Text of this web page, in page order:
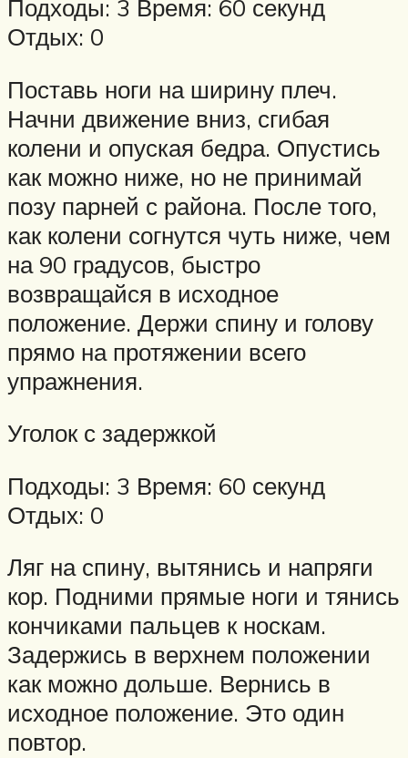
Подходы: 3 Время: 60 секунд
Отдых: 0
Поставь ноги на ширину плеч.
Начни движение вниз, сгибая
колени и опуская бедра. Опустись
как можно ниже, но не принимай
позу парней с района. После того,
как колени согнутся чуть ниже, чем
на 90 градусов, быстро
возвращайся в исходное
положение. Держи спину и голову
прямо на протяжении всего
упражнения.
Уголок с задержкой
Подходы: 3 Время: 60 секунд
Отдых: 0
Ляг на спину, вытянись и напряги
кор. Подними прямые ноги и тянись
кончиками пальцев к носкам.
Задержись в верхнем положении
как можно дольше. Вернись в
исходное положение. Это один
повтор.